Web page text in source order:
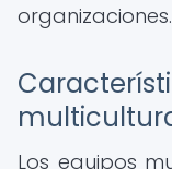
organizaciones.
Los equipos